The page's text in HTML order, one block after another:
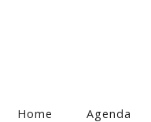
Home Agenda